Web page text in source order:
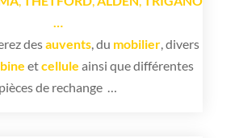
…
desauvents, du mobilier, divers
etcellule ainsi que différentes
pièces de rechange …